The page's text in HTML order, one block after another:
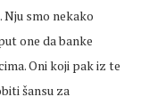
smo nekako
one da banke
Oni koji pak iz te
šansu za